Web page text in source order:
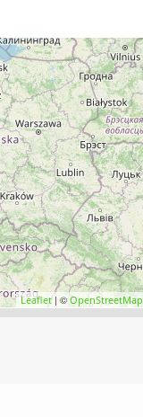
Leaflet | © OpenStreetMap